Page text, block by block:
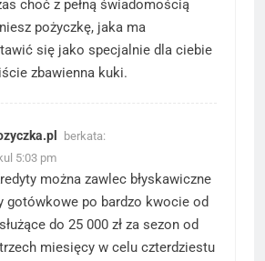
choć z pełną świadomością
pożyczkę, jaka ma
się jako specjalnie dla ciebie
zbawienna kuki.
berkata:
5:03 pm
można zawlec błyskawiczne
gotówkowe po bardzo kwocie od
do 25 000 zł za sezon od
miesięcy w celu czterdziestu